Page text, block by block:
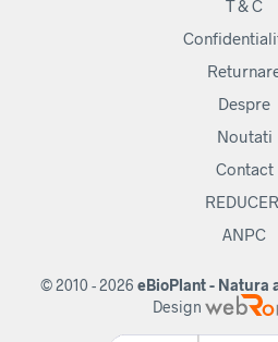
T & C
Despre
Noutati
Contact
ANPC
© 2010 - 2026 eBioPlant - Natura
Design